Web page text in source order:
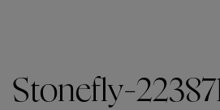
Stonefly-223871